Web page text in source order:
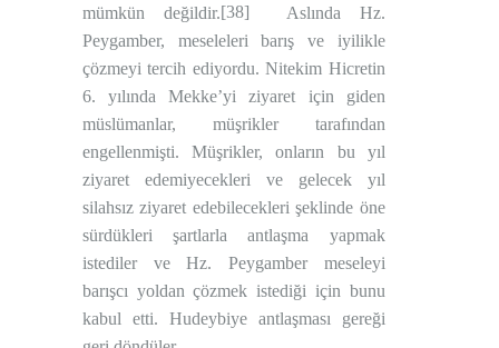
mümkün değildir.[38]
Aslında Hz.
Peygamber, meseleleri barış ve iyilikle
çözmeyi tercih ediyordu. Nitekim Hicretin
6. yılında Mekke’yi ziyaret için giden
müslümanlar, müşrikler tarafından
engellenmişti. Müşrikler, onların bu yıl
ziyaret edemiyecekleri ve gelecek yıl
silahsız ziyaret edebilecekleri şeklinde öne
sürdükleri şartlarla antlaşma yapmak
istediler ve Hz. Peygamber meseleyi
barışcı yoldan çözmek istediği için bunu
kabul etti. Hudeybiye antlaşması gereği